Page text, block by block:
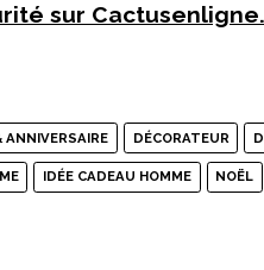
sur
ANNIVERSAIRE DÉCORATEUR
IDÉE CADEAU HOMME NOËL